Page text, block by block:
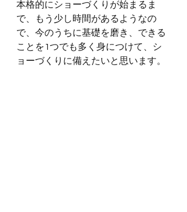
本格的にショーづくりが始まるま
で、もう少し時間があるようなの
で、今のうちに基礎を磨き、できる
ことを1つでも多く身につけて、シ
ョーづくりに備えたいと思います。